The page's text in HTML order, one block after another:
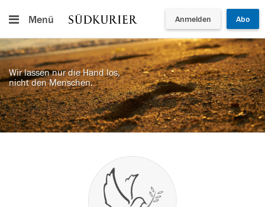
Menü Anmelden Abo
Wir lassen nur die Hand los,
nicht den Menschen.